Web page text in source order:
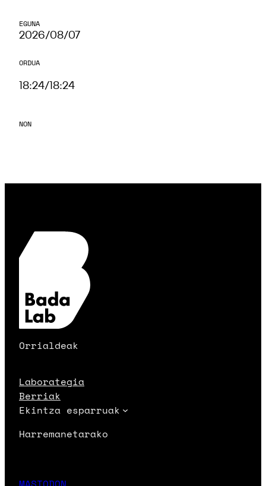
EGUNA
2026/08/07
ORDUA
18:24/ 18:24
NON
Orrialdeak
Laborategia
Berriak
Ekintza esparruak
Harremanetarako